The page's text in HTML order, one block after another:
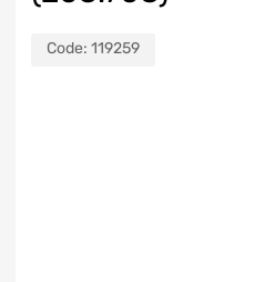
Code: 119259